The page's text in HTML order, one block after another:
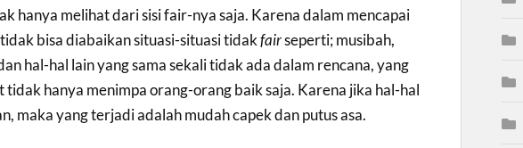
hanya melihat dari sisi fair-nya saja. Karena dalam mencapai
bisa diabaikan situasi-situasi tidakfairseperti; musibah,
hal-hal lain yang sama sekali tidak ada dalam rencana, yang
tidak hanya menimpa orang-orang baik saja. Karena jika hal-hal
maka yang terjadi adalah mudah capek dan putus asa.